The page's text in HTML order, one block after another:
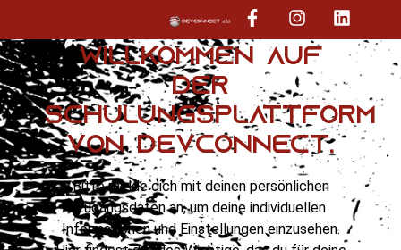
Willkommen auf
der
Schulungsplattform
von DEVCONNECT.
Bitte melde dich mit deinen persönlichen
Zugangsdaten an, um deine individuellen
Informationen und Einstellungen einzusehen.